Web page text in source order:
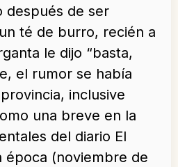
después de ser
té de burro, recién a
le dijo “basta,
el rumor se había
inclusive
una breve en la
del diario El
época (noviembre de